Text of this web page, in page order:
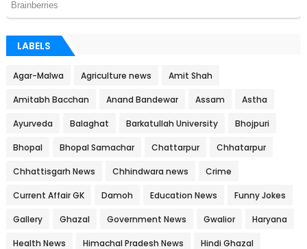
LABELS
Agar-Malwa Agriculture news Amit Shah
Amitabh Bacchan Anand Bandewar Assam Astha
Ayurveda Balaghat Barkatullah University Bhojpuri
Bhopal Bhopal Samachar Chattarpur Chhatarpur
Chhattisgarh News Chhindwara news Crime
Current Affair GK Damoh Education News Funny Jokes
Gallery Ghazal Government News Gwalior Haryana
Health News Himachal Pradesh News Hindi Ghazal